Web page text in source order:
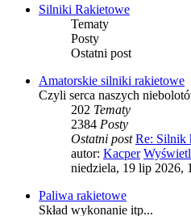
Silniki Rakietowe
Tematy
Posty
Ostatni post
Amatorskie silniki rakietowe
Czyli serca naszych
202 Tematy
2384 Posty
Ostatni post Re: Silnik
autor: Kacper
niedziela, 19 lip 2026,
Paliwa rakietowe
Skład wykonanie itp...